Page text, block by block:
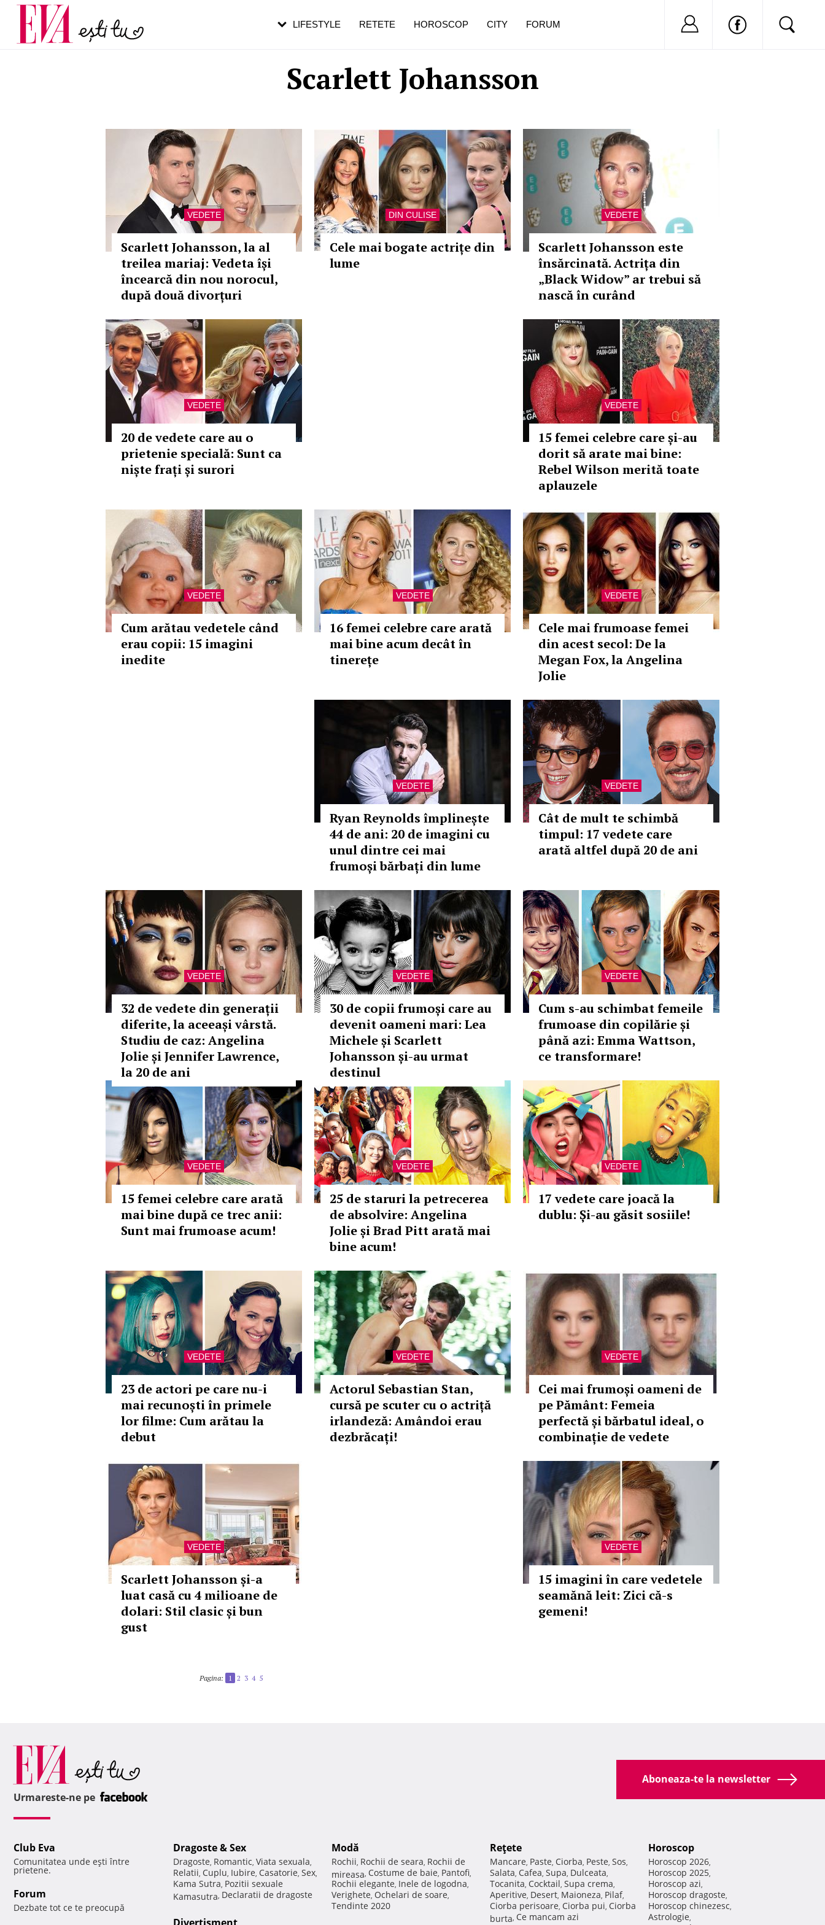
Scarlett Johansson
VEDETE
Scarlett Johansson, la al
treilea mariaj: Vedeta își
încearcă din nou norocul,
după două divorțuri
DIN CULISE
Cele mai bogate actrițe din
lume
VEDETE
Scarlett Johansson este
însărcinată. Actrița din
„Black Widow” ar trebui să
nască în curând
VEDETE
20 de vedete care au o
prietenie specială: Sunt ca
niște frați și surori
VEDETE
15 femei celebre care și-au
dorit să arate mai bine:
Rebel Wilson merită toate
aplauzele
VEDETE
Cum arătau vedetele când
erau copii: 15 imagini
inedite
VEDETE
16 femei celebre care arată
mai bine acum decât în
tinerețe
VEDETE
Cele mai frumoase femei
din acest secol: De la
Megan Fox, la Angelina
Jolie
VEDETE
Ryan Reynolds împlinește
44 de ani: 20 de imagini cu
unul dintre cei mai
frumoși bărbați din lume
VEDETE
Cât de mult te schimbă
timpul: 17 vedete care
arată altfel după 20 de ani
VEDETE
32 de vedete din generații
diferite, la aceeași vârstă.
Studiu de caz: Angelina
Jolie și Jennifer Lawrence,
la 20 de ani
VEDETE
30 de copii frumoși care au
devenit oameni mari: Lea
Michele și Scarlett
Johansson și-au urmat
destinul
VEDETE
Cum s-au schimbat femeile
frumoase din copilărie și
până azi: Emma Wattson,
ce transformare!
VEDETE
15 femei celebre care arată
mai bine după ce trec anii:
Sunt mai frumoase acum!
VEDETE
25 de staruri la petrecerea
de absolvire: Angelina
Jolie și Brad Pitt arată mai
bine acum!
VEDETE
17 vedete care joacă la
dublu: Și-au găsit sosiile!
VEDETE
23 de actori pe care nu-i
mai recunoști în primele
lor filme: Cum arătau la
debut
VEDETE
Actorul Sebastian Stan,
cursă pe scuter cu o actriță
irlandeză: Amândoi erau
dezbrăcați!
VEDETE
Cei mai frumoși oameni de
pe Pământ: Femeia
perfectă și bărbatul ideal, o
combinație de vedete
VEDETE
Scarlett Johansson și-a
luat casă cu 4 milioane de
dolari: Stil clasic și bun
gust
VEDETE
15 imagini în care vedetele
seamănă leit: Zici că-s
gemeni!
Pagina: 1 2 3 4 5
LIFESTYLE RETETE HOROSCOP CITY FORUM Nu ai cont?
Carieră
Actualitate
pe măsură ce înaintezi în vârstă
Aboneaza-te la newsletter
Urmareste-ne pe
Club Eva
Comunitatea unde eşti între
prietene.
Forum
Dezbate tot ce te preocupă
Dragoste & Sex
Dragoste, Romantic, Viata sexuala,
Relatii, Cuplu, Iubire, Casatorie, Sex,
Kama Sutra, Pozitii sexuale
Kamasutra, Declaratii de dragoste
Modă
Rochii, Rochii de seara, Rochii de
mireasa, Costume de baie, Pantofi,
Rochii elegante, Inele de logodna,
Verighete, Ochelari de soare,
Tendinte 2020
Reţete
Mancare, Paste, Ciorba, Peste, Sos,
Salata, Cafea, Supa, Dulceata,
Tocanita, Cocktail, Supa crema,
Aperitive, Desert, Maioneza, Pilaf,
Ciorba perisoare, Ciorba pui, Ciorba
burta, Ce mancam azi
Horoscop
Horoscop 2026,
Horoscop 2025,
Horoscop azi,
Horoscop dragoste,
Horoscop chinezesc,
Astrologie,